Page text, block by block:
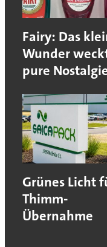
Fairy: Das
Wunder
pure
Grünes Licht
Thimm-
Übernahme